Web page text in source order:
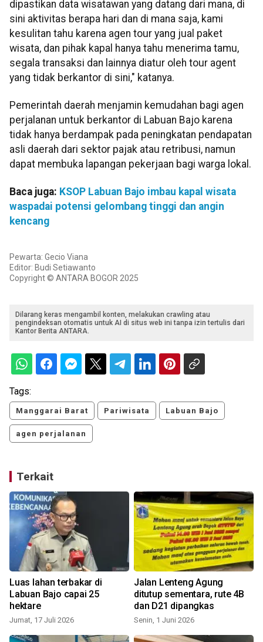
dipastikan data wisatawan yang datang dari mana, di
sini aktivitas berapa hari dan di mana saja, kami
kesulitan tahu karena agen tour yang jual paket
wisata, dan pihak kapal hanya tahu menerima tamu,
segala transaksi dan lainnya diatur oleh tour agent
yang tidak berkantor di sini," katanya.
Pemerintah daerah menjamin kemudahan bagi agen
perjalanan untuk berkantor di Labuan Bajo karena
tidak hanya berdampak pada peningkatan pendapatan
asli daerah dari sektor pajak atau retribusi, namun
dapat membuka lapangan pekerjaan bagi warga lokal.
Baca juga: KSOP Labuan Bajo imbau kapal wisata
waspadai potensi gelombang tinggi dan angin
kencang
Pewarta: Gecio Viana
Editor: Budi Setiawanto
Copyright © ANTARA BOGOR 2025
Dilarang keras mengambil konten, melakukan crawling atau
pengindeksan otomatis untuk AI di situs web ini tanpa izin tertulis dari
Kantor Berita ANTARA.
Tags:
Manggarai Barat Pariwisata Labuan Bajo
agen perjalanan
Terkait
Luas lahan terbakar di
Labuan Bajo capai 25
hektare
Jumat, 17 Juli 2026
Jalan Lenteng Agung
ditutup sementara, rute 4B
dan D21 dipangkas
Senin, 1 Juni 2026